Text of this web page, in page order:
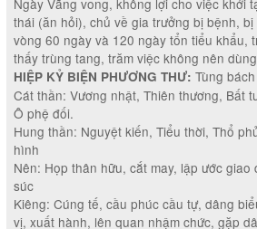
Ngày Vãng vong, không lợi cho việc khởi
thái (ăn hỏi), chủ về gia trưởng bị bệnh,
vòng 60 ngày và 120 ngày tổn tiểu khẩu,
thấy trùng tang, trăm việc không nên
HIỆP KỶ BIỆN PHƯƠNG THƯ: Tùng
Cát thần: Vương nhật, Thiên thương, Bất
Ô phệ đối.
Hung thần: Nguyệt kiến, Tiểu thời, Thổ
hình
Nên: Họp thân hữu, cắt may, lập ước
súc
Kiêng: Cúng tế, cầu phúc cầu tự, dâng
vị, xuất hành, lên quan nhậm chức, gặp